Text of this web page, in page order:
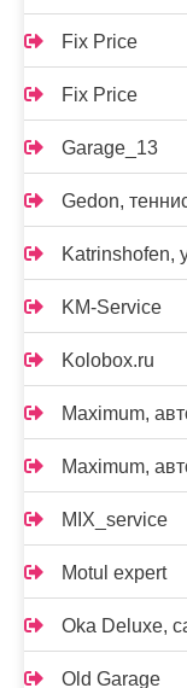
Fix Price
Fix Price
Garage_13
Gedon,
Katrinshofen,
KM-Service
Kolobox.ru
Maximum,
Maximum,
MIX_service
Motul expert
Oka Deluxe,
Old Garage